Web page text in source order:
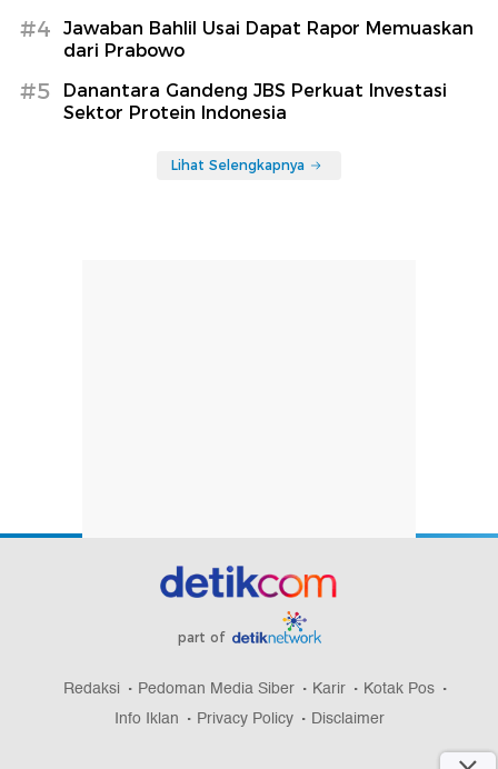
#4
Jawaban Bahlil Usai Dapat Rapor Memuaskan
dari Prabowo
#5
Danantara Gandeng JBS Perkuat Investasi
Sektor Protein Indonesia
Lihat Selengkapnya
part of
Redaksi Pedoman Media Siber Karir
Kotak Pos
Info Iklan
Privacy Policy Disclaimer